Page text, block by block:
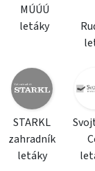
MÚÚÚ
letáky
STARKL
zahradník
letáky